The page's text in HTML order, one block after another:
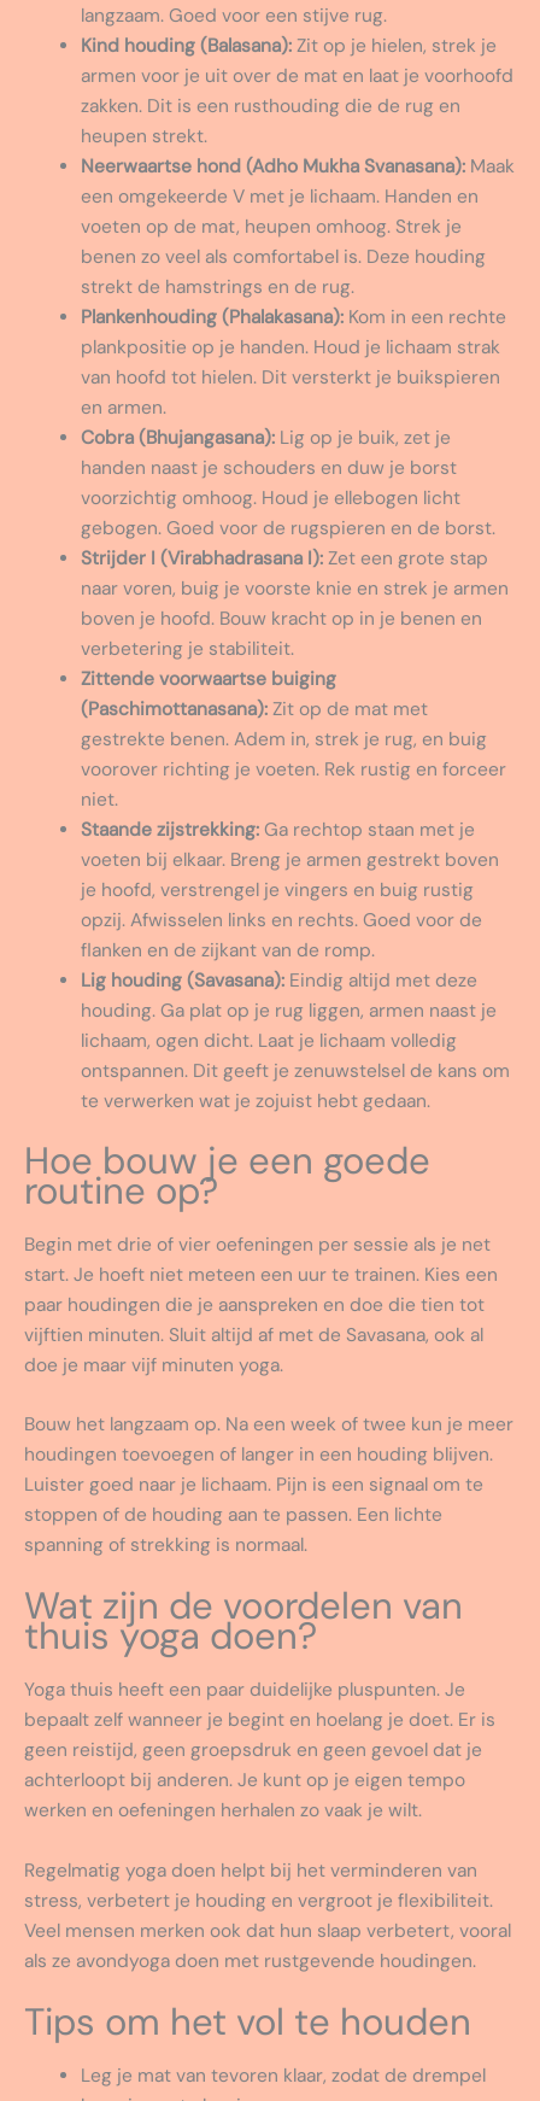
langzaam. Goed voor een stijve rug.
Kind houding (Balasana):Zit op je hielen, strek je
armen voor je uit over de mat en laat je voorhoofd
zakken. Dit is een rusthouding die de rug en
heupen strekt.
Neerwaartse hond (Adho Mukha Svanasana):Maak
een omgekeerde V met je lichaam. Handen en
voeten op de mat, heupen omhoog. Strek je
benen zo veel als comfortabel is. Deze houding
strekt de hamstrings en de rug.
Plankenhouding (Phalakasana):Kom in een rechte
plankpositie op je handen. Houd je lichaam strak
van hoofd tot hielen. Dit versterkt je buikspieren
en armen.
Cobra (Bhujangasana):Lig op je buik, zet je
handen naast je schouders en duw je borst
voorzichtig omhoog. Houd je ellebogen licht
gebogen. Goed voor de rugspieren en de borst.
Strijder I (Virabhadrasana I):Zet een grote stap
naar voren, buig je voorste knie en strek je armen
boven je hoofd. Bouw kracht op in je benen en
verbetering je stabiliteit.
Zittende voorwaartse buiging
(Paschimottanasana):Zit op de mat met
gestrekte benen. Adem in, strek je rug, en buig
voorover richting je voeten. Rek rustig en forceer
niet.
Staande zijstrekking:Ga rechtop staan met je
voeten bij elkaar. Breng je armen gestrekt boven
je hoofd, verstrengel je vingers en buig rustig
opzij. Afwisselen links en rechts. Goed voor de
flanken en de zijkant van de romp.
Lig houding (Savasana):Eindig altijd met deze
houding. Ga plat op je rug liggen, armen naast je
lichaam, ogen dicht. Laat je lichaam volledig
ontspannen. Dit geeft je zenuwstelsel de kans om
te verwerken wat je zojuist hebt gedaan.
Hoe bouw je een goede
routine op?
Begin met drie of vier oefeningen per sessie als je net
start. Je hoeft niet meteen een uur te trainen. Kies een
paar houdingen die je aanspreken en doe die tien tot
vijftien minuten. Sluit altijd af met de Savasana, ook al
doe je maar vijf minuten yoga.
Bouw het langzaam op. Na een week of twee kun je meer
houdingen toevoegen of langer in een houding blijven.
Luister goed naar je lichaam. Pijn is een signaal om te
stoppen of de houding aan te passen. Een lichte
spanning of strekking is normaal.
Wat zijn de voordelen van
thuis yoga doen?
Yoga thuis heeft een paar duidelijke pluspunten. Je
bepaalt zelf wanneer je begint en hoelang je doet. Er is
geen reistijd, geen groepsdruk en geen gevoel dat je
achterloopt bij anderen. Je kunt op je eigen tempo
werken en oefeningen herhalen zo vaak je wilt.
Regelmatig yoga doen helpt bij het verminderen van
stress, verbetert je houding en vergroot je flexibiliteit.
Veel mensen merken ook dat hun slaap verbetert, vooral
als ze avondyoga doen met rustgevende houdingen.
Tips om het vol te houden
Leg je mat van tevoren klaar, zodat de drempel